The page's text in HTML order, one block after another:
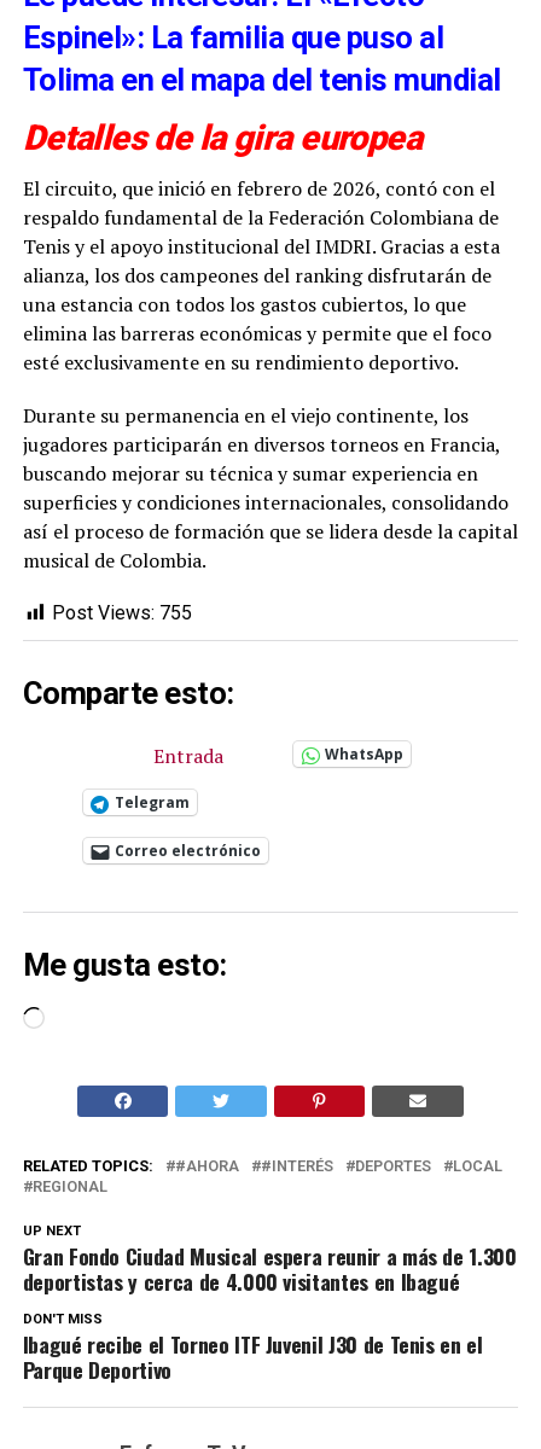
Espinel»: La familia que puso al
Tolima en el mapa del tenis mundial
Detalles de la gira europea
El circuito, que inició en febrero de 2026, contó con el
respaldo fundamental de la Federación Colombiana de
Tenis y el apoyo institucional del IMDRI. Gracias a esta
alianza, los dos campeones del ranking disfrutarán de
una estancia con todos los gastos cubiertos, lo que
elimina las barreras económicas y permite que el foco
esté exclusivamente en su rendimiento deportivo.
Durante su permanencia en el viejo continente, los
jugadores participarán en diversos torneos en Francia,
buscando mejorar su técnica y sumar experiencia en
superficies y condiciones internacionales, consolidando
así el proceso de formación que se lidera desde la capital
musical de Colombia.
Post Views: 755
Comparte esto:
Entrada WhatsApp
Telegram
Correo electrónico
Me gusta esto:
Cargando...
RELATED TOPICS: #AHORA #INTERÉS DEPORTES
LOCAL
REGIONAL
UP NEXT
Gran Fondo Ciudad Musical espera reunir a más de 1.300
deportistas y cerca de 4.000 visitantes en Ibagué
DON'T MISS
Ibagué recibe el Torneo ITF Juvenil J30 de Tenis en el
Parque Deportivo